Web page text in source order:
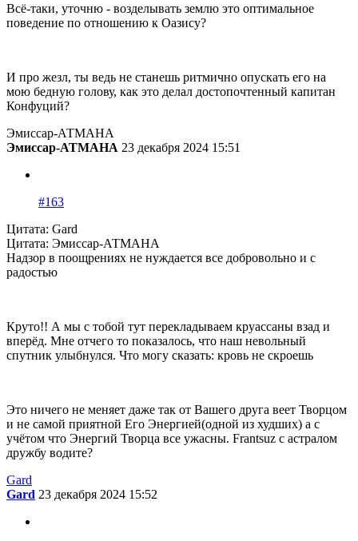
Всё-таки, уточню - возделывать землю это оптимальное
поведение по отношению к Оазису?
И про жезл, ты ведь не станешь ритмично опускать его на
мою бедную голову, как это делал достопочтенный капитан
Конфуций?
Эмиссар-АТМАНА
Эмиссар-АТМАНА 23 декабря 2024 15:51
#163
Цитата: Gard
Цитата: Эмиссар-АТМАНА
Надзор в поощрениях не нуждается все добровольно и с
радостью
Круто!! А мы с тобой тут перекладываем круассаны взад и
вперёд. Мне отчего то показалось, что наш невольный
спутник улыбнулся. Что могу сказать: кровь не скроешь
Это ничего не меняет даже так от Вашего друга веет Творцом
и не самой приятной Его Энергией(одной из худших) а с
учётом что Энергий Творца все ужасны. Frantsuz с астралом
дружбу водите?
Gard
Gard 23 декабря 2024 15:52